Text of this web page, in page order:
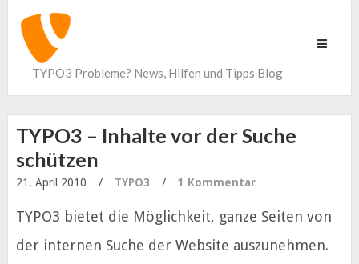
Toggle
TYPO3 Probleme? News, Hilfen und Tipps Blog
TYPO3 – Inhalte vor der Suche
schützen
21. April 2010 / TYPO3 / 1 Kommentar
TYPO3 bietet die Möglichkeit, ganze Seiten von
der internen Suche der Website auszunehmen.